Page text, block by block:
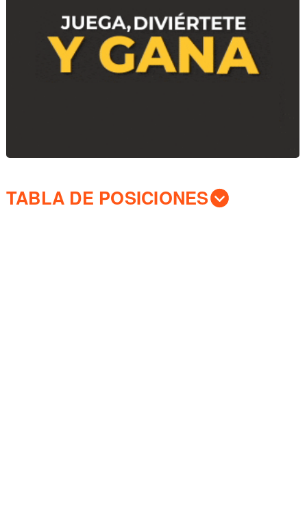
TABLA DE POSICIONES